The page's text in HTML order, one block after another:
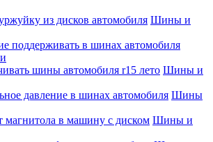
из дисков автомобиля Шины и
поддерживать в шинах автомобиля
шины автомобиля r15 лето Шины и
давление в шинах автомобиля Шины
магнитола в машину с диском Шины и